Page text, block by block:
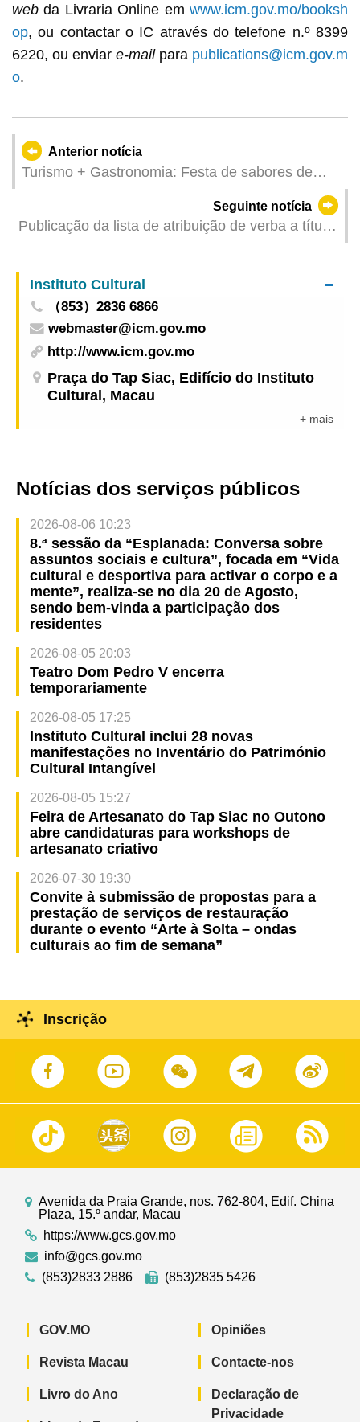
webda Livraria Online emwww.icm.gov.mo/booksh
op, ou contactar o IC através do telefone n.º 8399
6220, ou enviare-mailpara publications@icm.gov.m
o.
Anterior notícia
Turismo + Gastronomia: Festa de sabores de
Europa, África e Oceânia nas Demonstrações de
Cidades de Gastronomia
Seguinte notícia
Publicação da lista de atribuição de verba a título
orçamentais do Regime de Previdência Central
não Obrigatório para o ano de 2024
Instituto Cultural
（853）2836 6866
webmaster@icm.gov.mo
http://www.icm.gov.mo
Praça do Tap Siac, Edifício do Instituto
Cultural, Macau
+ mais
Notícias dos serviços públicos
2026-08-06 10:23
8.ª sessão da “Esplanada: Conversa sobre
assuntos sociais e cultura”, focada em “Vida
cultural e desportiva para activar o corpo e a
mente”, realiza-se no dia 20 de Agosto,
sendo bem-vinda a participação dos
residentes
2026-08-05 20:03
Teatro Dom Pedro V encerra
temporariamente
2026-08-05 17:25
Instituto Cultural inclui 28 novas
manifestações no Inventário do Património
Cultural Intangível
2026-08-05 15:27
Feira de Artesanato do Tap Siac no Outono
abre candidaturas para workshops de
artesanato criativo
2026-07-30 19:30
Convite à submissão de propostas para a
prestação de serviços de restauração
durante o evento “Arte à Solta – ondas
culturais ao fim de semana”
Inscrição
Avenida da Praia Grande, nos. 762-804, Edif. China
Plaza, 15.º andar, Macau
https://www.gcs.gov.mo
info@gcs.gov.mo
(853)2833 2886
(853)2835 5426
GOV.MO
Revista Macau
Livro do Ano
Opiniões
Contacte-nos
Declaração de
Privacidade